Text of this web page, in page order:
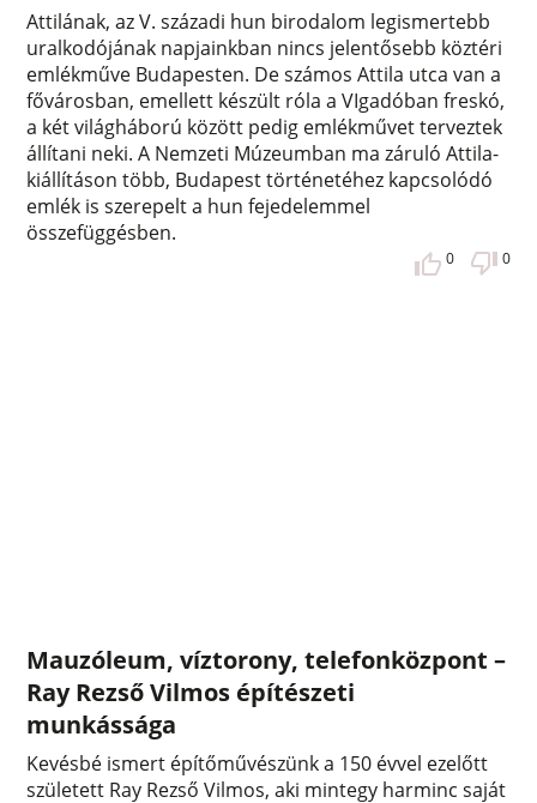
Attilának, az V. századi hun birodalom legismertebb
uralkodójának napjainkban nincs jelentősebb köztéri
emlékműve Budapesten. De számos Attila utca van a
fővárosban, emellett készült róla a VIgadóban freskó,
a két világháború között pedig emlékművet terveztek
állítani neki. A Nemzeti Múzeumban ma záruló Attila-
kiállításon több, Budapest történetéhez kapcsolódó
emlék is szerepelt a hun fejedelemmel
összefüggésben.
0 0
Mauzóleum, víztorony, telefonközpont –
Ray Rezső Vilmos építészeti
munkássága
Kevésbé ismert építőművészünk a 150 évvel ezelőtt
született Ray Rezső Vilmos, aki mintegy harminc saját